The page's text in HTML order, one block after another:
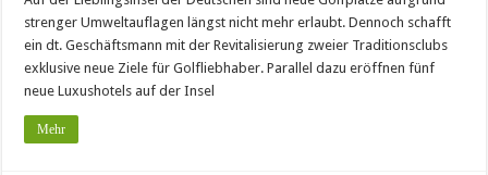
strenger Umweltauflagen längst nicht mehr erlaubt. Dennoch schafft
ein dt. Geschäftsmann mit der Revitalisierung zweier Traditionsclubs
exklusive neue Ziele für Golfliebhaber. Parallel dazu eröffnen fünf
neue Luxushotels auf der Insel
Mehr